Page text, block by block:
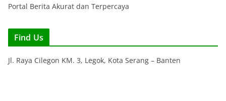
Portal Berita Akurat dan Terpercaya
Find Us
Jl. Raya Cilegon KM. 3, Legok, Kota Serang – Banten